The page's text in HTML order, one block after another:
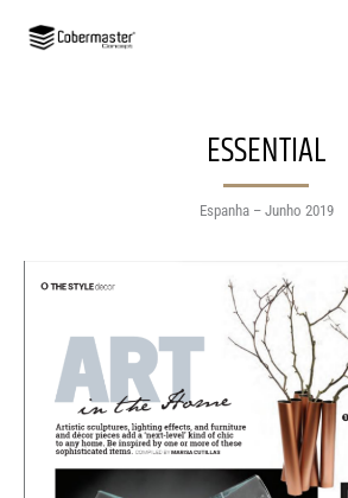
ESSENTIAL
Espanha – Junho 2019